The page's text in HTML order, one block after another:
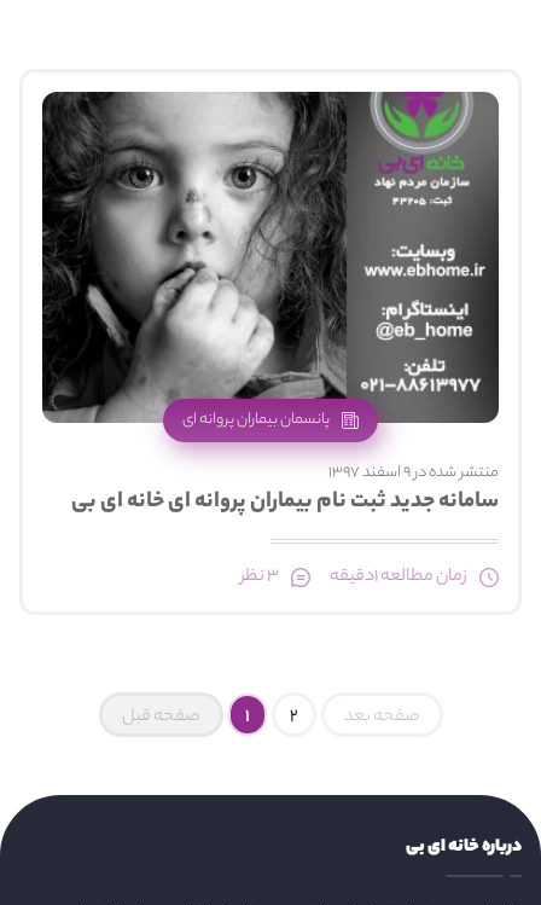
پانسمان بیماران پروانه ای
منتشر شده در 9 اسفند 1397
سامانه جدید ثبت نام بیماران پروانه ای خانه ای بی
زمان مطالعه 1دقیقه
صفحه قبل 1 2 صفحه بعد
درباره خانه ای بی